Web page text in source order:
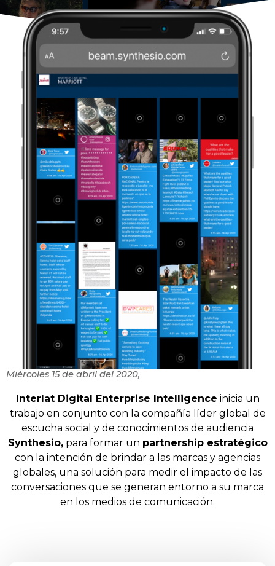
Miércoles 15 de abril del 2020,
Interlat Digital Enterprise Intelligence inicia un
trabajo en conjunto con la compañía líder global de
escucha social y de conocimientos de audiencia
Synthesio,para formar un partnership estratégico
con la intención de brindar a las marcas y agencias
globales, una solución para medir el impacto de las
conversaciones que se generan entorno a su marca
en los medios de comunicación.